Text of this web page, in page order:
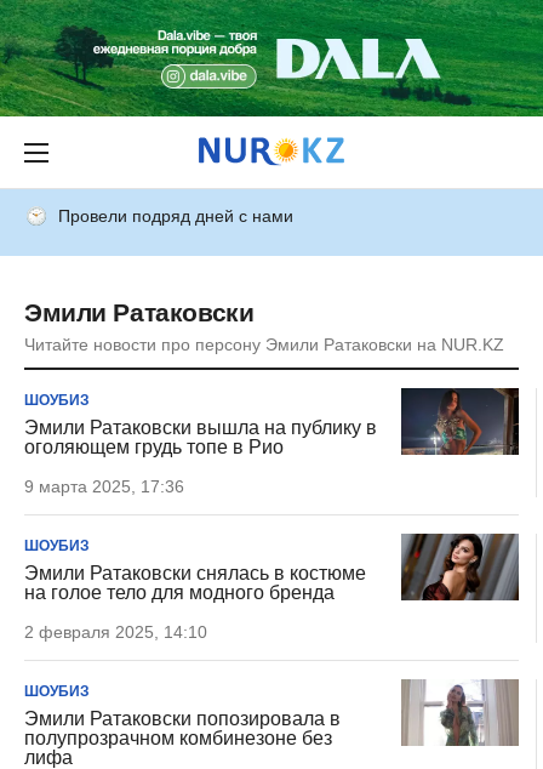
Провели подряд дней с нами
Эмили Ратаковски
Читайте новости про персону Эмили Ратаковски на NUR.KZ
ШОУБИЗ
Эмили Ратаковски вышла на публику в
оголяющем грудь топе в Рио
9 марта 2025, 17:36
ШОУБИЗ
Эмили Ратаковски снялась в костюме
на голое тело для модного бренда
2 февраля 2025, 14:10
ШОУБИЗ
Эмили Ратаковски попозировала в
полупрозрачном комбинезоне без
лифа